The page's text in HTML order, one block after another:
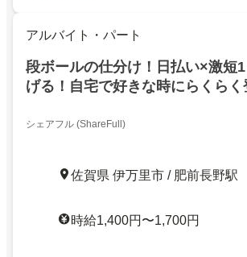
アルバイト・パート
段ボールの仕分け！日払い×激短
げる！自宅で好きな時にらくらく
シェアフル (ShareFull)
佐賀県 伊万里市 / 肥前長野駅
時給1,400円〜1,700円